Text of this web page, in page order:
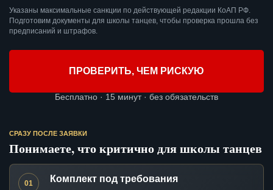
Указаны максимальные санкции по действующей редакции КоАП РФ.
Подготовим документы для школы танцев, чтобы проверка прошла без
предписаний и штрафов.
ПРОВЕРИТЬ, ЧЕМ РИСКУЮ
Бесплатно · 15 минут · без обязательств
СРАЗУ ПОСЛЕ ЗАЯВКИ
Понимаете, что критично для школы танцев
01 Комплект под требования